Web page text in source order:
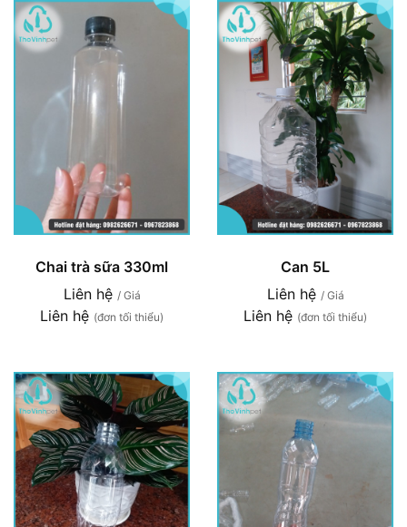
Chai trà sữa 330ml
Liên hệ / Giá
Liên hệ (đơn tối thiểu)
Can 5L
Liên hệ / Giá
Liên hệ (đơn tối thiểu)